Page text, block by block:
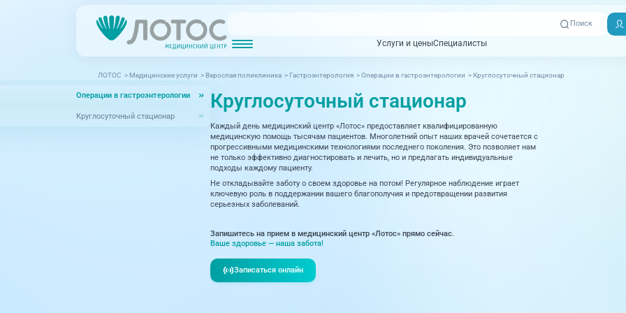
Поиск
Услуги и ценыСпециалисты
ЛОТОС > Медицинские услуги > Взрослая поликлиника > Гастроэнтерология >Операции в гастроэнтерологии > Круглосуточный стационар
Операции в гастроэнтерологии
Круглосуточный стационар
Круглосуточный стационар
Каждый день медицинский центр «Лотос» предоставляет квалифицированную
медицинскую помощь тысячам пациентов. Многолетний опыт наших врачей сочетается с
прогрессивными медицинскими технологиями последнего поколения. Это позволяет нам
не только эффективно диагностировать и лечить, но и предлагать индивидуальные
подходы каждому пациенту.
Не откладывайте заботу о своем здоровье на потом! Регулярное наблюдение играет
ключевую роль в поддержании вашего благополучия и предотвращении развития
серьезных заболеваний.
Запишитесь на прием в медицинский центр «Лотос» прямо сейчас.
Ваше здоровье — наша забота!
Записаться онлайн
Акции
ПревентэйджПациентам
МРТ (Магнитно-резонансная томография)КТ (Компьютерная томография)УЗИ (Ультразвуковая диагностика)
Дерматовенерология
Интегративная медицина
Инфекционный кабинет
Кардиология
Неврология, рефлексотерапия
Онкология, маммология
Оториноларингология
Офтальмология
Проктология